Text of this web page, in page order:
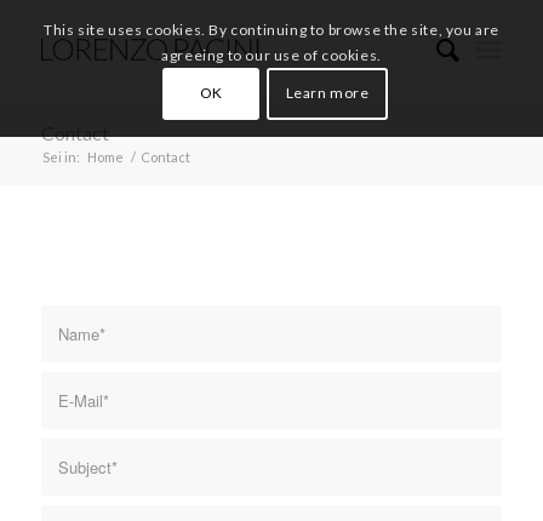
Contact
Sei in: Home / Contact
This site uses cookies. By continuing to browse the site, you are
agreeing to our use of cookies.
OK Learn more